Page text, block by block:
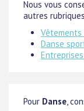
Nous vous
autres
Vêtements
Danse
Pour Danse,